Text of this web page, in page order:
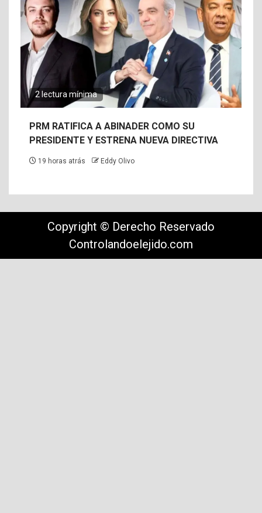
2 lectura mínima
PRM RATIFICA A ABINADER COMO SU
PRESIDENTE Y ESTRENA NUEVA DIRECTIVA
19 horas atrás Eddy Olivo
Copyright © Derecho Reservado
Controlandoelejido.com